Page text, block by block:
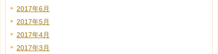
2017年6月
2017年5月
2017年4月
2017年3月